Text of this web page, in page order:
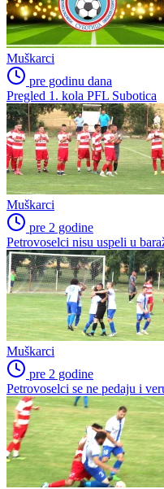
Muškarci
pre godinu dana
Pregled 1. kola PFL Subotica
Muškarci
pre 2 godine
Petrovoselci nisu uspeli u
Muškarci
pre 2 godine
Petrovoselci se ne pedaju i